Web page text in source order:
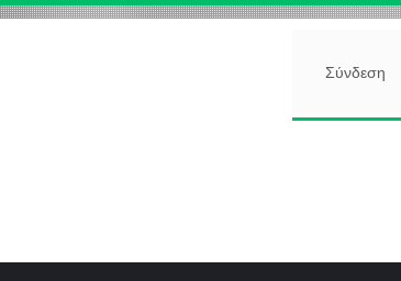
Σύνδεση